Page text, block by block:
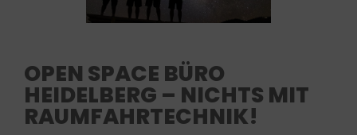
OPEN SPACE BÜRO
HEIDELBERG – NICHTS MIT
RAUMFAHRTECHNIK!